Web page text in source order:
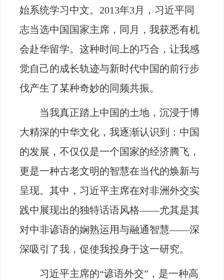
始系统学习中文。2013年3月，习近平同
志当选中国国家主席，同月，我获悉有机
会赴华留学。这种时间上的巧合，让我感
觉自己的成长轨迹与新时代中国的前行步
伐产生了某种奇妙的同频共振。
当我真正踏上中国的土地，沉浸于博
大精深的中华文化，我逐渐认识到：中国
的发展，不仅仅是一个国家的经济腾飞，
更是一种古老文明的智慧在当代的焕新与
呈现。其中，习近平主席在对非洲外交实
践中展现出的独特话语风格——尤其是其
对中非谚语的娴熟运用与融通智慧——深
深吸引了我，促使我投身于这一研究。
习近平主席的“谚语外交”，是一种高